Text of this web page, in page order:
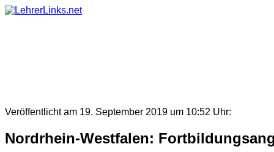
Skip
Veröffentlicht am 19. September 2019 um 10:52 Uhr:
Nordrhein-Westfalen: